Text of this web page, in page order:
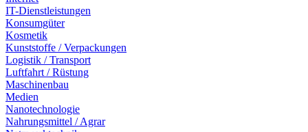
IT-Dienstleistungen
Konsumgüter
Kosmetik
Kunststoffe / Verpackungen
Logistik / Transport
Luftfahrt / Rüstung
Maschinenbau
Medien
Nanotechnologie
Nahrungsmittel / Agrar